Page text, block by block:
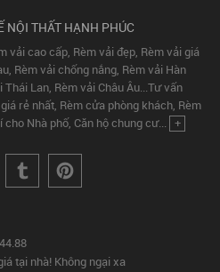
NỘI THẤT HẠNH PHÚC
vải cao cấp, Rèm vải đẹp, Rèm vải giá
Rèm vải chống nắng, Rèm vải Hàn
Lan, Rèm vải Châu Âu...Tư vấn
rẻ nhất, Rèm cửa phòng khách, Rèm
Nhà phố, Căn hộ chung cư... +
tại nhà! Không ngại xa